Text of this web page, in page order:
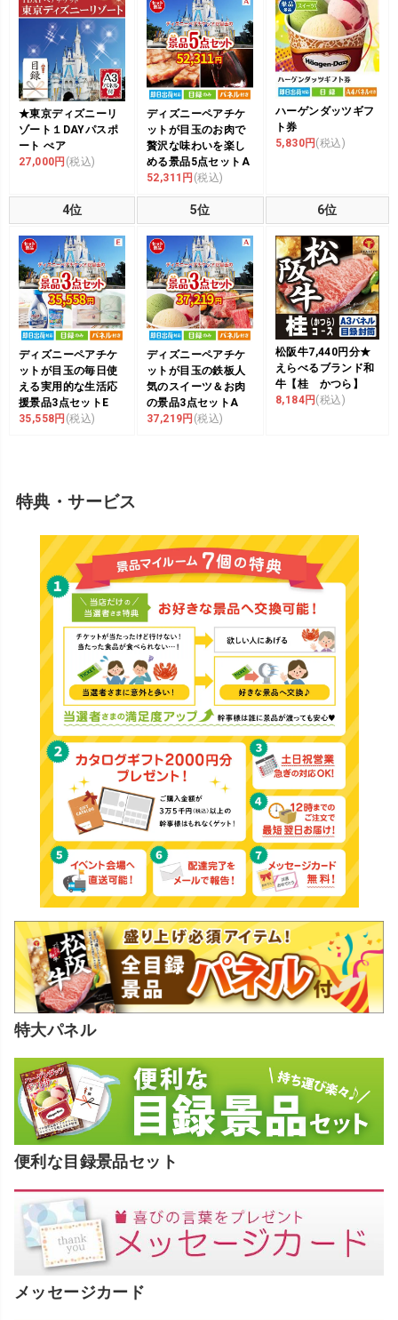
★東京ディズニーリ
ゾート１DAYパスポ
ート ぺア
27,000円 (税込)
ディズニーペアチケ
ットが目玉のお肉で
贅沢な味わいを楽し
める景品5点セットA
52,311円 (税込)
ハーゲンダッツギフ
ト券
5,830円 (税込)
4位 5位 6位
ディズニーペアチケ
ットが目玉の毎日使
える実用的な生活応
援景品3点セットE
35,558円 (税込)
ディズニーペアチケ
ットが目玉の鉄板人
気のスイーツ＆お肉
の景品3点セットA
37,219円 (税込)
松阪牛7,440円分★
えらべるブランド和
牛【桂 かつら】
8,184円 (税込)
特典・サービス
特大パネル
便利な目録景品セット
メッセージカード